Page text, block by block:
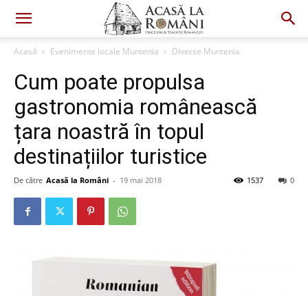
Acasă Evenimente locale Muntenia Diverse Muntenia
Cum poate propulsa
gastronomia românească
țara noastră în topul
destinațiilor turistice
De către Acasă la Români - 19 mai 2018 0
1537